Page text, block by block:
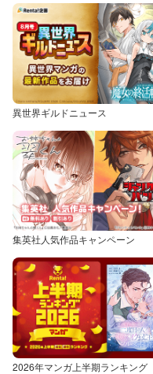
異世界ギルドニュース
集英社人気作品キャンペーン
2026年マンガ上半期ランキング